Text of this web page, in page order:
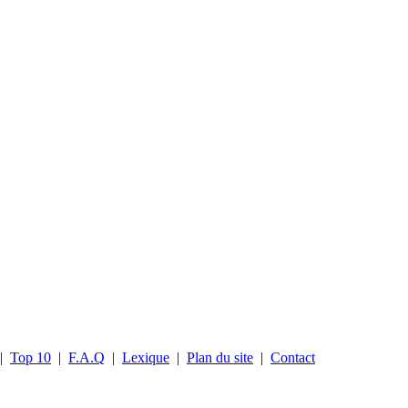
Top 10 | F.A.Q | Lexique | Plan du site | Contact